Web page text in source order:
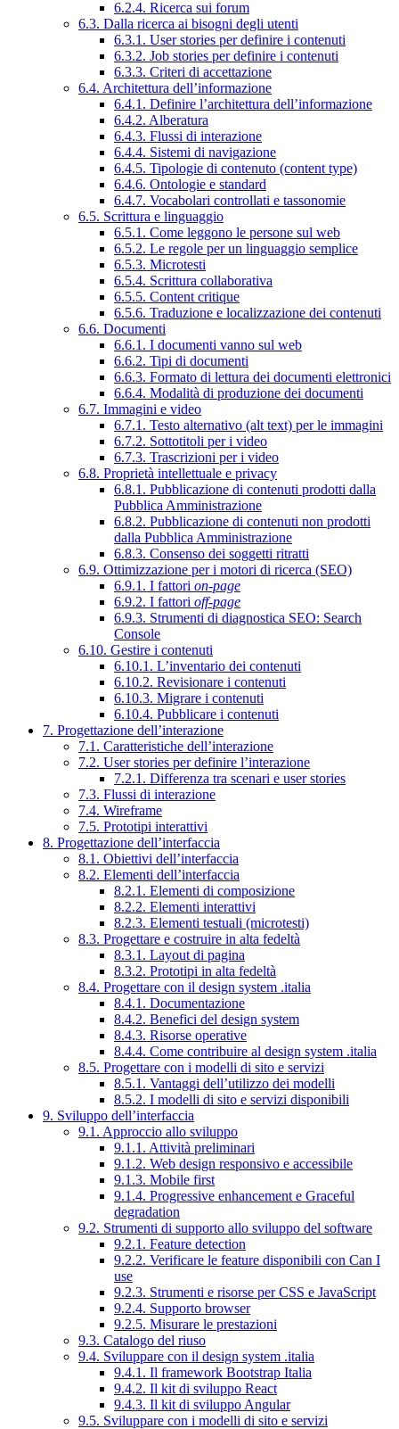
6.2.4. Ricerca sui forum
6.3. Dalla ricerca ai bisogni degli utenti
6.3.1. User stories per definire i contenuti
6.3.2. Job stories per definire i contenuti
6.3.3. Criteri di accettazione
6.4. Architettura dell’informazione
6.4.1. Definire l’architettura dell’informazione
6.4.2. Alberatura
6.4.3. Flussi di interazione
6.4.4. Sistemi di navigazione
6.4.5. Tipologie di contenuto (content type)
6.4.6. Ontologie e standard
6.4.7. Vocabolari controllati e tassonomie
6.5. Scrittura e linguaggio
6.5.1. Come leggono le persone sul web
6.5.2. Le regole per un linguaggio semplice
6.5.3. Microtesti
6.5.4. Scrittura collaborativa
6.5.5. Content critique
6.5.6. Traduzione e localizzazione dei contenuti
6.6. Documenti
6.6.1. I documenti vanno sul web
6.6.2. Tipi di documenti
6.6.3. Formato di lettura dei documenti elettronici
6.6.4. Modalità di produzione dei documenti
6.7. Immagini e video
6.7.1. Testo alternativo (alt text) per le immagini
6.7.2. Sottotitoli per i video
6.7.3. Trascrizioni per i video
6.8. Proprietà intellettuale e privacy
6.8.1. Pubblicazione di contenuti prodotti dalla
Pubblica Amministrazione
6.8.2. Pubblicazione di contenuti non prodotti
dalla Pubblica Amministrazione
6.8.3. Consenso dei soggetti ritratti
6.9. Ottimizzazione per i motori di ricerca (SEO)
6.9.1. I fattori on-page
6.9.2. I fattori off-page
6.9.3. Strumenti di diagnostica SEO: Search
Console
6.10. Gestire i contenuti
6.10.1. L’inventario dei contenuti
6.10.2. Revisionare i contenuti
6.10.3. Migrare i contenuti
6.10.4. Pubblicare i contenuti
7. Progettazione dell’interazione
7.1. Caratteristiche dell’interazione
7.2. User stories per definire l’interazione
7.2.1. Differenza tra scenari e user stories
7.3. Flussi di interazione
7.4. Wireframe
7.5. Prototipi interattivi
8. Progettazione dell’interfaccia
8.1. Obiettivi dell’interfaccia
8.2. Elementi dell’interfaccia
8.2.1. Elementi di composizione
8.2.2. Elementi interattivi
8.2.3. Elementi testuali (microtesti)
8.3. Progettare e costruire in alta fedeltà
8.3.1. Layout di pagina
8.3.2. Prototipi in alta fedeltà
8.4. Progettare con il design system .italia
8.4.1. Documentazione
8.4.2. Benefici del design system
8.4.3. Risorse operative
8.4.4. Come contribuire al design system .italia
8.5. Progettare con i modelli di sito e servizi
8.5.1. Vantaggi dell’utilizzo dei modelli
8.5.2. I modelli di sito e servizi disponibili
9. Sviluppo dell’interfaccia
9.1. Approccio allo sviluppo
9.1.1. Attività preliminari
9.1.2. Web design responsivo e accessibile
9.1.3. Mobile first
9.1.4. Progressive enhancement e Graceful
degradation
9.2. Strumenti di supporto allo sviluppo del software
9.2.1. Feature detection
9.2.2. Verificare le feature disponibili con Can I
use
9.2.3. Strumenti e risorse per CSS e JavaScript
9.2.4. Supporto browser
9.2.5. Misurare le prestazioni
9.3. Catalogo del riuso
9.4. Sviluppare con il design system .italia
9.4.1. Il framework Bootstrap Italia
9.4.2. Il kit di sviluppo React
9.4.3. Il kit di sviluppo Angular
9.5. Sviluppare con i modelli di sito e servizi